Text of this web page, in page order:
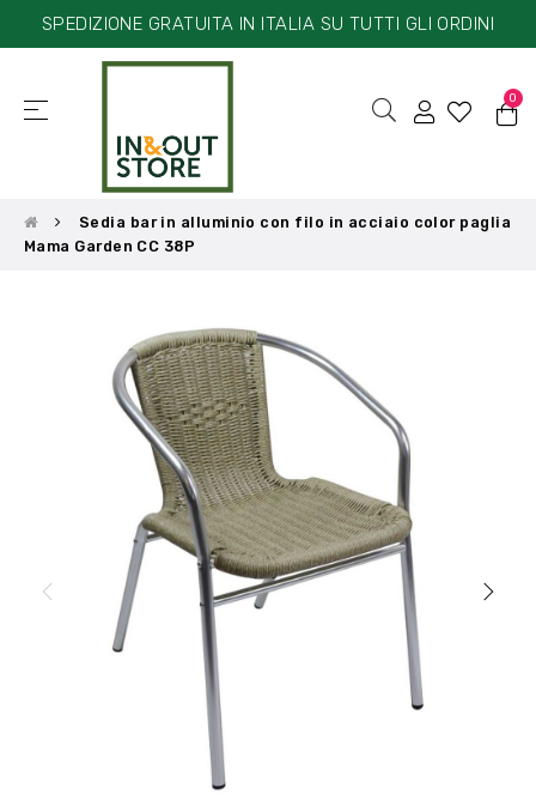
SPEDIZIONE GRATUITA IN ITALIA SU TUTTI GLI ORDINI
navigazione
☰ 0
Sedia bar in alluminio con filo in acciaio color paglia
Mama Garden CC 38P